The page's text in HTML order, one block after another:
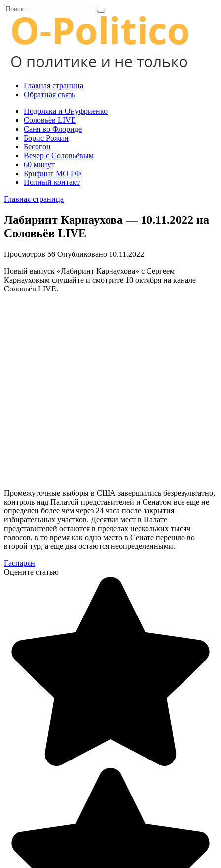
Перейти
к
содержанию
Search
for:
Главная страница
Обратная связь
Подоляка и Онуфриенко
Соловьёв LIVE
Саня во Флориде
Борис Рожин
Бесогон
Вечер с Соловьёвым
60 минут
Брифинг МО РФ
Полный контакт
Главная страница
Лабиринт Карнаухова — 10.11.2022 на
Соловьёв LIVE
Просмотров 56 Опубликовано 10.11.2022
Новый выпуск «Лабиринт Карнаухова» с Сергеем
Карнауховым слушайте и смотрите 10 октября на канале
Соловьёв LIVE.
Промежуточные выборы в США завершились безрезультатно,
контроль над Палатой представителей и Сенатом все еще не
определен более чем через 24 часа после закрытия
избирательных участков. Десятки мест в Палате
представителей остаются в пределах нескольких тысяч
голосов, в то время как одно место в Сенате перешло во
второй тур, а еще два остаются неопределенными.
Гаспарян
Оцените статью